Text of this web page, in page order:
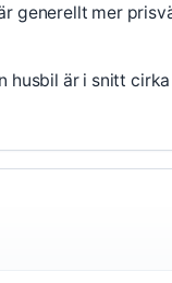
generellt mer
husbil är i snitt